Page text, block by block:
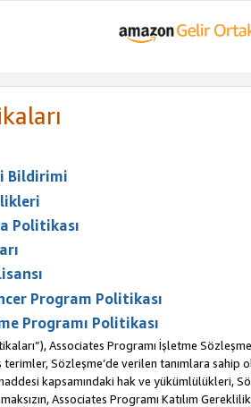
Bildirimi
Politikası
Program Politikası
Programı Politikası
Associates Programı İşletme
Sözleşme’de verilen tanımlara sahip
kapsamındaki hak ve yükümlülükleri,
Associates Programı Katılım